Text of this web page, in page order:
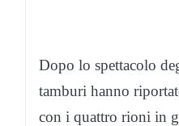
Dopo lo spettacolo
tamburi hanno
con i quattro rioni in